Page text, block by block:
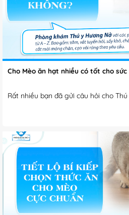
Cho Mèo ăn hạt nhiều có tốt cho
Rất nhiều bạn đã gửi câu hỏi cho